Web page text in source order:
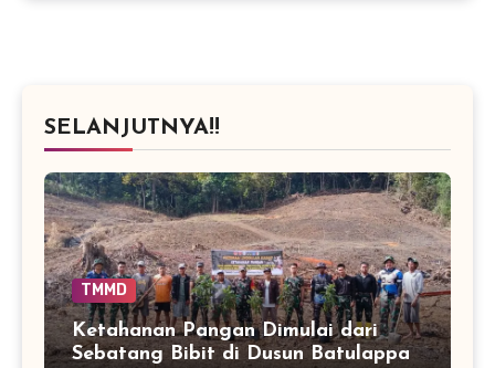
SELANJUTNYA!!
TMMD
Ketahanan Pangan Dimulai dari
Sebatang Bibit di Dusun Batulappa